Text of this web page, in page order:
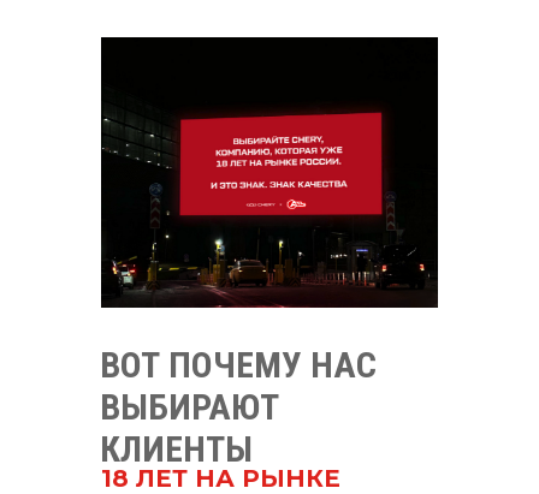
18 ЛЕТ НА РЫНКЕ
ВОТ ПОЧЕМУ НАС
ВЫБИРАЮТ
КЛИЕНТЫ